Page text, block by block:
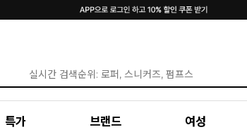
특가 브랜드 여성